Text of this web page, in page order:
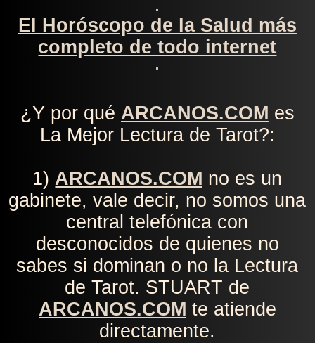
.
El Horóscopo de la Salud más
completo de todo internet
.
¿Y por qué ARCANOS.COM es
La Mejor Lectura de Tarot?:
1)ARCANOS.COM no es un
gabinete, vale decir, no somos una
central telefónica con
desconocidos de quienes no
sabes si dominan o no la Lectura
de Tarot. STUART de
ARCANOS.COM te atiende
directamente.